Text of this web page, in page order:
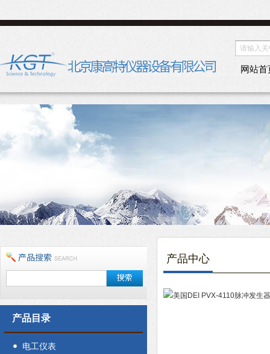
网站首
产品目录
电工仪表
产品中心